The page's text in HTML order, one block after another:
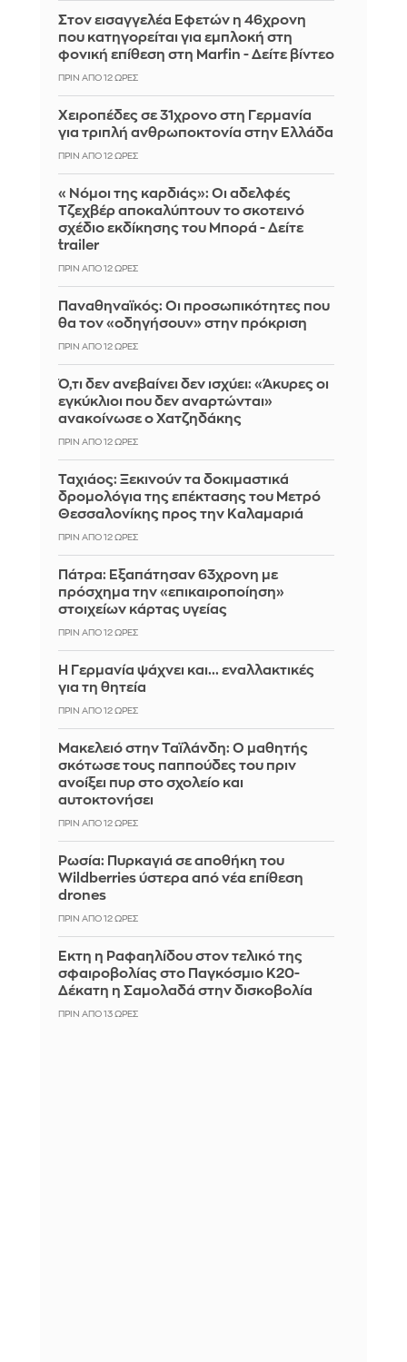
Στον εισαγγελέα Εφετών η 46χρονη
που κατηγορείται για εμπλοκή στη
φονική επίθεση στη Marfin - Δείτε βίντεο
ΠΡΙΝ ΑΠΌ 12 ΏΡΕΣ
Χειροπέδες σε 31χρονο στη Γερμανία
για τριπλή ανθρωποκτονία στην Ελλάδα
ΠΡΙΝ ΑΠΌ 12 ΏΡΕΣ
«Νόμοι της καρδιάς»: Οι αδελφές
Τζεχβέρ αποκαλύπτουν το σκοτεινό
σχέδιο εκδίκησης του Μπορά - Δείτε
trailer
ΠΡΙΝ ΑΠΌ 12 ΏΡΕΣ
Παναθηναϊκός: Οι προσωπικότητες που
θα τον «οδηγήσουν» στην πρόκριση
ΠΡΙΝ ΑΠΌ 12 ΏΡΕΣ
Ό,τι δεν ανεβαίνει δεν ισχύει: «Άκυρες οι
εγκύκλιοι που δεν αναρτώνται»
ανακοίνωσε ο Χατζηδάκης
ΠΡΙΝ ΑΠΌ 12 ΏΡΕΣ
Ταχιάος: Ξεκινούν τα δοκιμαστικά
δρομολόγια της επέκτασης του Μετρό
Θεσσαλονίκης προς την Καλαμαριά
ΠΡΙΝ ΑΠΌ 12 ΏΡΕΣ
Πάτρα: Εξαπάτησαν 63χρονη με
πρόσχημα την «επικαιροποίηση»
στοιχείων κάρτας υγείας
ΠΡΙΝ ΑΠΌ 12 ΏΡΕΣ
H Γερμανία ψάχνει και... εναλλακτικές
για τη θητεία
ΠΡΙΝ ΑΠΌ 12 ΏΡΕΣ
Μακελειό στην Ταϊλάνδη: Ο μαθητής
σκότωσε τους παππούδες του πριν
ανοίξει πυρ στο σχολείο και
αυτοκτονήσει
ΠΡΙΝ ΑΠΌ 12 ΏΡΕΣ
Ρωσία: Πυρκαγιά σε αποθήκη του
Wildberries ύστερα από νέα επίθεση
drones
ΠΡΙΝ ΑΠΌ 12 ΏΡΕΣ
Έκτη η Ραφαηλίδου στον τελικό της
σφαιροβολίας στο Παγκόσμιο Κ20-
Δέκατη η Σαμολαδά στην δισκοβολία
ΠΡΙΝ ΑΠΌ 13 ΏΡΕΣ